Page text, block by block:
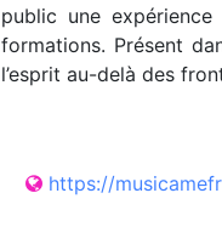
public une
formations. Présent
l’esprit au-delà des
https://